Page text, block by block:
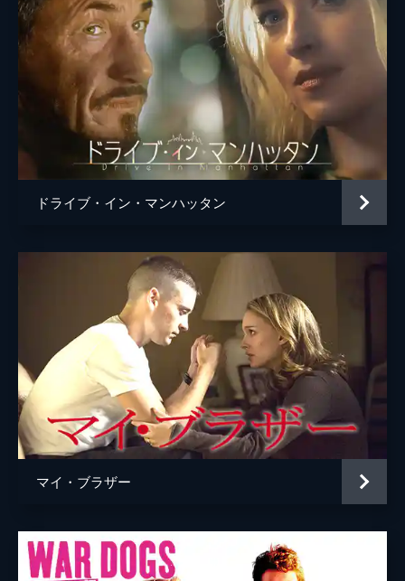
ダックス・シェパード
デブラ・モンク
アビゲイル・スペンサー
ベン・シュワルツ
アーロン・ラザール
監督 ショーン・レヴィ
原作 ジョナサン・トロッパー
マイケル・ジアッキノ
ショーン・レヴィ
ポーラ・ワインスタイン
ドライブ・イン・マンハッタン
マイ・ブラザー